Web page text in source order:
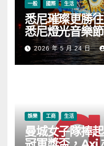
一般 國際 生活
悉尼璀璨更勝
悉尼燈光音樂
2026 年 5 月 24 日
娛樂 工商 生活
曼城女子隊捧